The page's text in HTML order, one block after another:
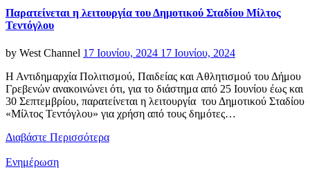
Παρατείνεται η λειτουργία του Δημοτικού Σταδίου Μίλτος
Τεντόγλου
by West Channel Posted
17 Ιουνίου, 2024 17 Ιουνίου, 2024
Η Αντιδημαρχία Πολιτισμού, Παιδείας και Αθλητισμού του Δήμου
Γρεβενών ανακοινώνει ότι, για το διάστημα από 25 Ιουνίου έως και
30 Σεπτεμβρίου, παρατείνεται η λειτουργία του Δημοτικού Σταδίου
«Μίλτος Τεντόγλου» για χρήση από τους δημότες…
Διαβάστε Περισσότερα
Categories
Ενημέρωση